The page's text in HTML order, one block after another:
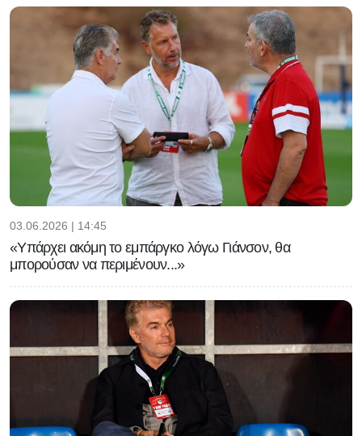
Η Αγγλία αποσύρει τη στήριξή της
στον Ινφαντίνο
03.06.2026 | 14:45
«Υπάρχει ακόμη το εμπάργκο λόγω Γιάνσον, θα
μπορούσαν να περιμένουν...»